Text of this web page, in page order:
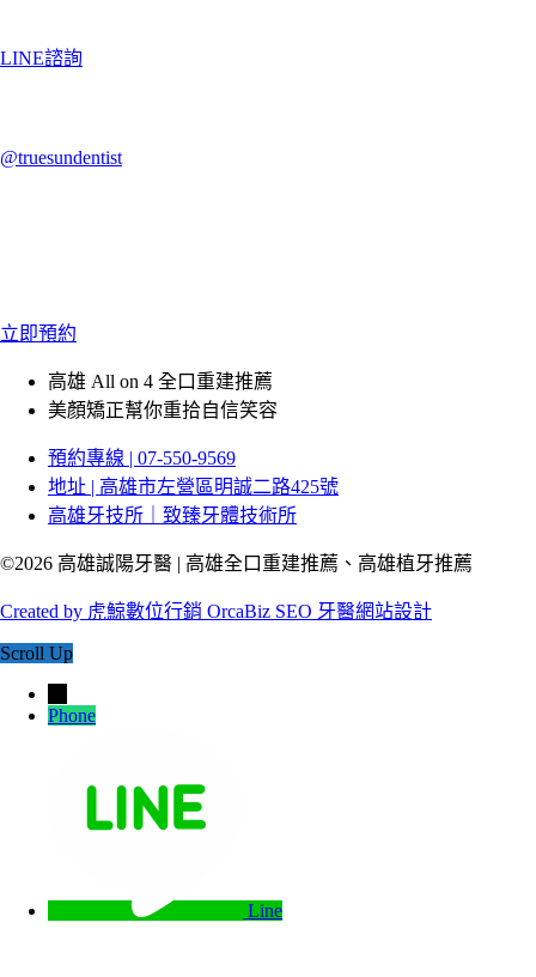
LINE諮詢
@truesundentist
立即預約
高雄 All on 4 全口重建推薦
美顏矯正幫你重拾自信笑容
預約專線 | 07-550-9569
地址 | 高雄市左營區明誠二路425號
高雄牙技所｜致臻牙體技術所
©2026 高雄誠陽牙醫 | 高雄全口重建推薦、高雄植牙推薦
Created by 虎鯨數位行銷 OrcaBiz SEO 牙醫網站設計
Scroll Up
Phone
Line